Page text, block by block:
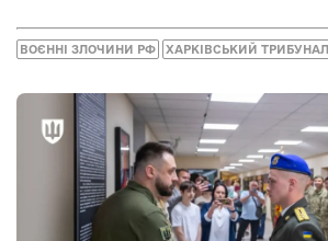
ВОЄННІ ЗЛОЧИНИ РФ ХАРКІВСЬКИЙ ТРИБУНАЛ